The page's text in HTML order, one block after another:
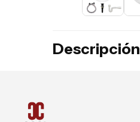
Descripción